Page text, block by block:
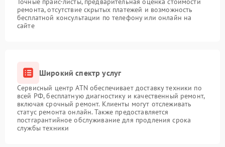
ремонта, отсутствие скрытых платежей и возможность
бесплатной консультации по телефону или онлайн на
сайте
Широкий спектр услуг
Сервисный центр ATN обеспечивает доставку техники по
всей РФ, бесплатную диагностику и качественный ремонт,
включая срочный ремонт. Клиенты могут отслеживать
статус ремонта онлайн. Также предоставляется
постгарантийное обслуживание для продления срока
службы техники